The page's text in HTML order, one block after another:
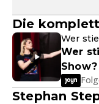
Die
Wer
Wer
Show?
Stephan